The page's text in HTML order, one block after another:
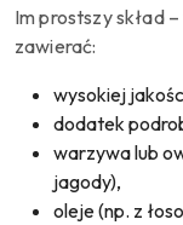
Im prostszy skład
zawierać:
wysokiej
dodatek
warzywa lub
jagody),
oleje (np. z